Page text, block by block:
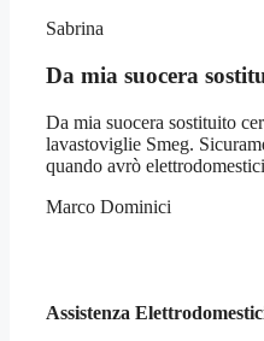
Sabrina
Da mia suocera
Da mia suocera sostituito
lavastoviglie Smeg.
quando avrò
Marco Dominici
Assistenza